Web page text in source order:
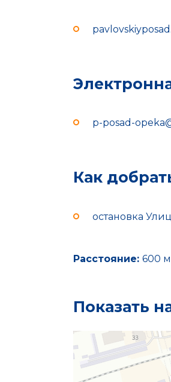
p-posad-
Как
остановка
Расстояние: 600
Показать